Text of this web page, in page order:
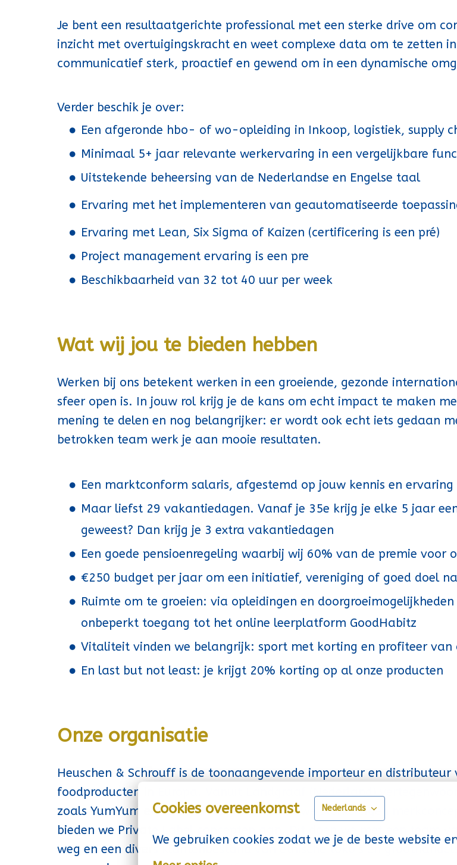
Cookies overeenkomst Nederlands
We gebruiken cookies zodat we je de beste website
Je bent een resultaatgerichte professional met een sterke drive om
inzicht met overtuigingskracht en weet complexe data om te zetten
communicatief sterk, proactief en gewend om in een dynamische
Verder beschik je over:
Een afgeronde hbo- of wo-opleiding in Inkoop, logistiek, supply
Minimaal 5+ jaar relevante werkervaring in een vergelijkbare
Uitstekende beheersing van de Nederlandse en Engelse taal
Ervaring met het implementeren van geautomatiseerde
Ervaring met Lean, Six Sigma of Kaizen (certificering is een pré)
Project management ervaring is een pre
Beschikbaarheid van 32 tot 40 uur per week
Wat wij jou te bieden hebben
Werken bij ons betekent werken in een groeiende, gezonde
sfeer open is. In jouw rol krijg je de kans om echt impact te maken
mening te delen en nog belangrijker: er wordt ook echt iets gedaan
betrokken team werk je aan mooie resultaten.
Een marktconform salaris, afgestemd op jouw kennis en ervaring
Maar liefst 29 vakantiedagen. Vanaf je 35e krijg je elke 5 jaar
geweest? Dan krijg je 3 extra vakantiedagen
Een goede pensioenregeling waarbij wij 60% van de premie voor
€250 budget per jaar om een initiatief, vereniging of goed doel
Ruimte om te groeien: via opleidingen en
onbeperkt toegang tot het online leerplatform GoodHabitz
Vitaliteit vinden we belangrijk: sport met korting en profiteer van
En last but not least: je krijgt 20% korting op al onze producten
Onze organisatie
Heuschen & Schrouff is de toonaangevende importeur en
foodproducten in Europa. Vanuit Landgraaf (Nederland)
zoals YumYum en Flying Goose, en hebben we sterke eigen
bieden we Private Label concepten aan. Dit doen we met een team
weg en een divers klantenbestand van etnische toko’s en